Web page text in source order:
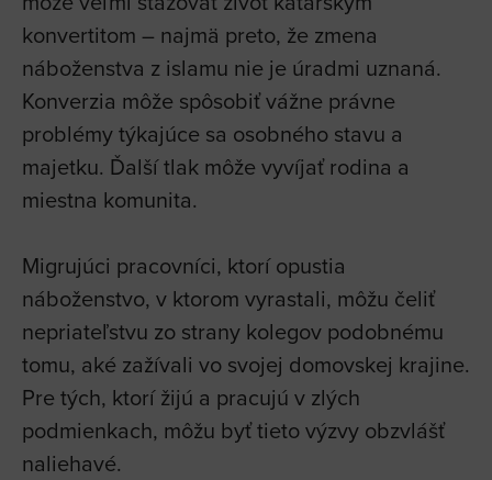
konvertitom – najmä preto, že zmena
náboženstva z islamu nie je úradmi uznaná.
Konverzia môže spôsobiť vážne právne
problémy týkajúce sa osobného stavu a
majetku. Ďalší tlak môže vyvíjať rodina a
miestna komunita.
Migrujúci pracovníci, ktorí opustia
náboženstvo, v ktorom vyrastali, môžu čeliť
nepriateľstvu zo strany kolegov podobnému
tomu, aké zažívali vo svojej domovskej krajine.
Pre tých, ktorí žijú a pracujú v zlých
podmienkach, môžu byť tieto výzvy obzvlášť
naliehavé.